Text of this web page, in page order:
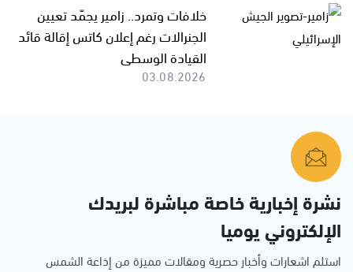
خلافات وتمرد.. زامير يجمّد تعيين
الجنرالات رغم إعلان كاتس إقالة قائد
القيادة الوسطى
03.08.2026
نشرة إخبارية خاصة مباشرة لبريدك
الإلكتروني يوميا
استلم اشعارات وأخبار حصرية ومقالات مميزة من إذاعة الشمس